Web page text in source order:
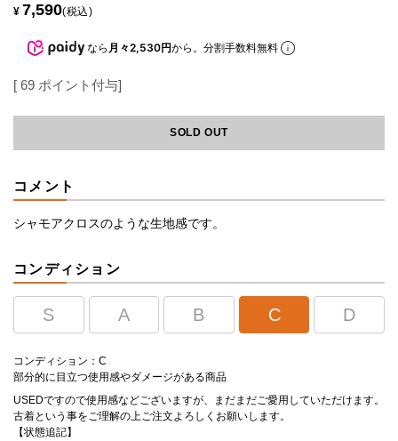
¥ 7,590 税込
なら 月々2,530円から。分割手数料無料
[ 69 ポイント付与]
SOLD OUT
コメント
シャモアクロスのような生地感です。
コンディション
S A B C D
コンディション：C
部分的に目立つ使用感やダメージがある商品
USEDですので使用感などございますが、まだまだご愛用していただけます。
古着という事をご理解の上ご注文よろしくお願いします。
【状態追記】